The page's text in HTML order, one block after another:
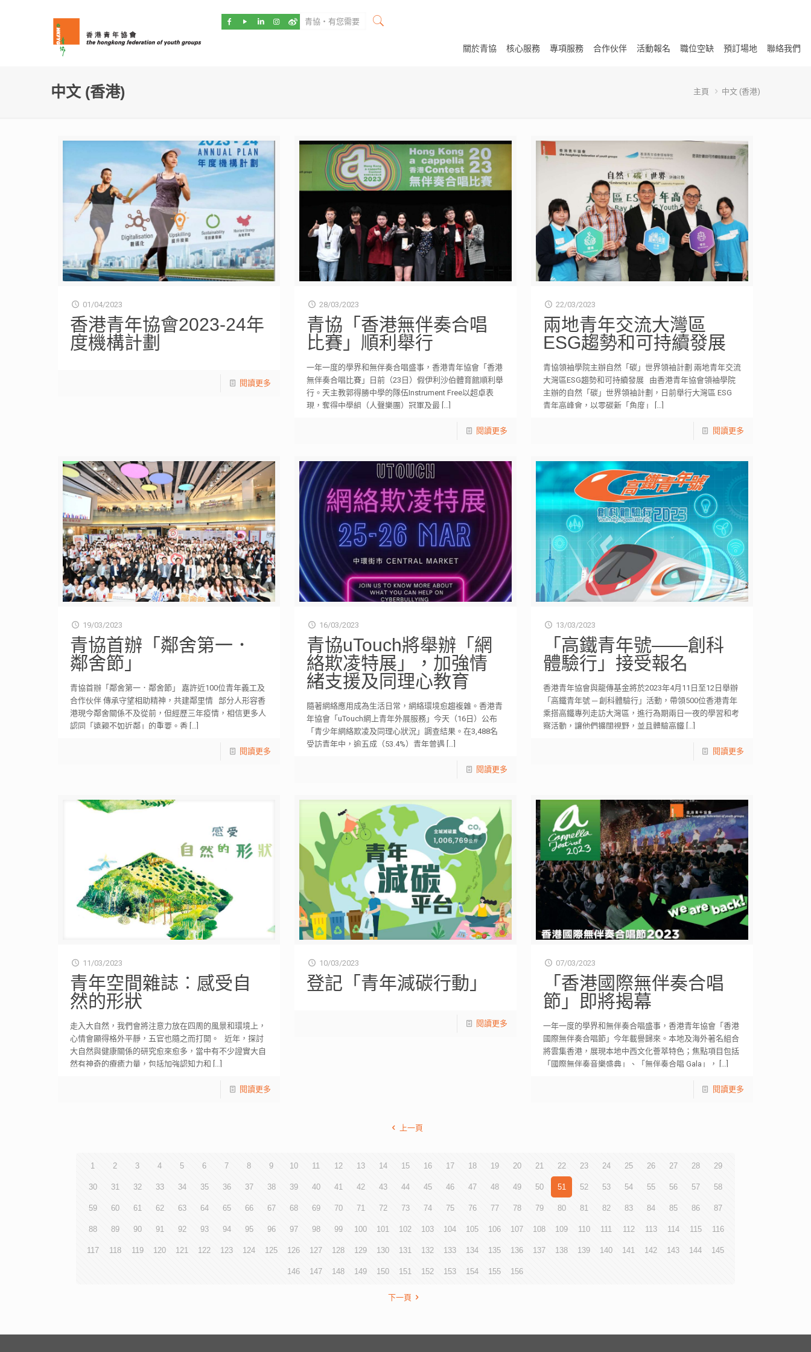
關於青協 核心服務 專項服務 合作伙伴 活動報名 職位空缺 預訂場地 聯絡我們
中文 (香港) 主頁 中文 (香港)
01/04/2023
香港青年協會2023-24年
度機構計劃
閱讀更多
28/03/2023
青協「香港無伴奏合唱
比賽」順利舉行
一年一度的學界和無伴奏合唱盛事，香港青年協會「香港
無伴奏合唱比賽」日前（23日）假伊利沙伯體育館順利舉
行。天主教郭得勝中學的隊伍Instrument Free以超卓表
現，奪得中學組（人聲樂團）冠軍及最[…]
閱讀更多
22/03/2023
兩地青年交流大灣區
ESG趨勢和可持續發展
青協領袖學院主辦自然「碳」世界領袖計劃 兩地青年交流
大灣區ESG趨勢和可持續發展 由香港青年協會領袖學院
主辦的自然「碳」世界領袖計劃，日前舉行大灣區 ESG
青年高峰會，以零碳新「角度」
閱讀更多
19/03/2023
青協首辦「鄰舍第一．
鄰舍節」
青協首辦「鄰舍第一．鄰舍節」 嘉許近100位青年義工及
合作伙伴 傳承守望相助精神，共建鄰里情 部分人形容香
港現今鄰舍關係不及從前，但經歷三年疫情，相信更多人
認同「遠親不如近鄰」的重要。香[…]
閱讀更多
16/03/2023
青協uTouch將舉辦「網
絡欺凌特展」，加強情
緒支援及同理心教育
隨著網絡應用成為生活日常，網絡環境愈趨複雜。香港青
年協會「uTouch網上青年外展服務」今天（16日）公布
「青少年網絡欺凌及同理心狀況」調查結果。在3,488名
受訪青年中，逾五成（53.4%）青年曾遇 […]
閱讀更多
13/03/2023
「高鐵青年號——創科
體驗行」接受報名
香港青年協會與龍傳基金將於2023年4月11日至12日舉辦
「高鐵青年號 ─ 創科體驗行」活動，帶領500位香港青年
乘搭高鐵專列走訪大灣區，進行為期兩日一夜的學習和考
察活動，讓他們擴闊視野，並且體驗高鐵[…]
閱讀更多
11/03/2023
青年空間雜誌︰感受自
然的形狀
走入大自然，我們會將注意力放在四周的風景和環境上，
心情會顯得格外平靜，五官也隨之而打開。 近年，探討
大自然與健康關係的研究愈來愈多，當中有不少證實大自
然有神奇的療癒力量，包括加強認知力和 […]
閱讀更多
10/03/2023
登記「青年減碳行動」
閱讀更多
07/03/2023
「香港國際無伴奏合唱
節」即將揭幕
一年一度的學界和無伴奏合唱盛事，香港青年協會「香港
國際無伴奏合唱節」今年載譽歸來。本地及海外著名組合
將雲集香港，展現本地中西文化薈萃特色；焦點項目包括
「國際無伴奏音樂盛典」、「無伴奏合唱 Gala」，
[…]
閱讀更多
上一頁
1 2 3 4 5 6 7 8 9 10 11 12 13 14 15 16 17 18 19 20 21 22 23 24 25 26 27 28 29
30 31 32 33 34 35 36 37 38 39 40 41 42 43 44 45 46 47 48 49 50 51 52 53 54 55 56 57 58
59 60 61 62 63 64 65 66 67 68 69 70 71 72 73 74 75 76 77 78 79 80 81 82 83 84 85 86 87
88 89 90 91 92 93 94 95 96 97 98 99 100 101 102 103 104 105 106 107 108 109 110 111 112 113 114 115 116
117 118 119 120 121 122 123 124 125 126 127 128 129 130 131 132 133 134 135 136 137 138 139 140 141 142 143 144 145
146 147 148 149 150 151 152 153 154 155 156
下一頁